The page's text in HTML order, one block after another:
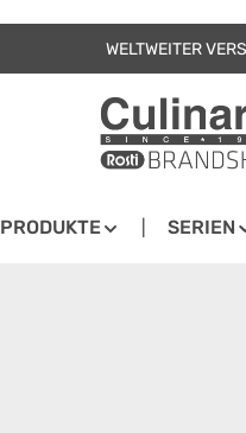
WELTWEITER
PRODUKTE SERIEN